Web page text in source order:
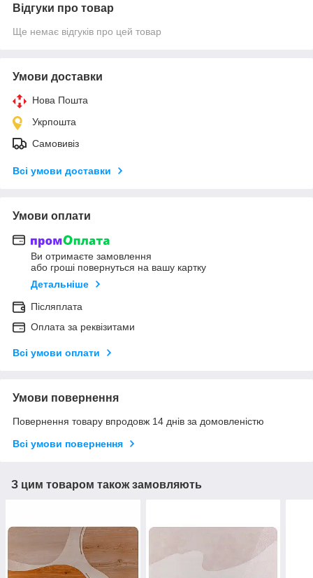
Відгуки про товар
Ще немає відгуків про цей товар
Умови доставки
Нова Пошта
Укрпошта
Самовивіз
Всі умови доставки
Умови оплати
Ви отримаєте замовлення
або гроші повернуться на вашу картку
Детальніше
Післяплата
Оплата за реквізитами
Всі умови оплати
Умови повернення
Повернення товару впродовж 14 днів за домовленістю
Всі умови повернення
З цим товаром також замовляють